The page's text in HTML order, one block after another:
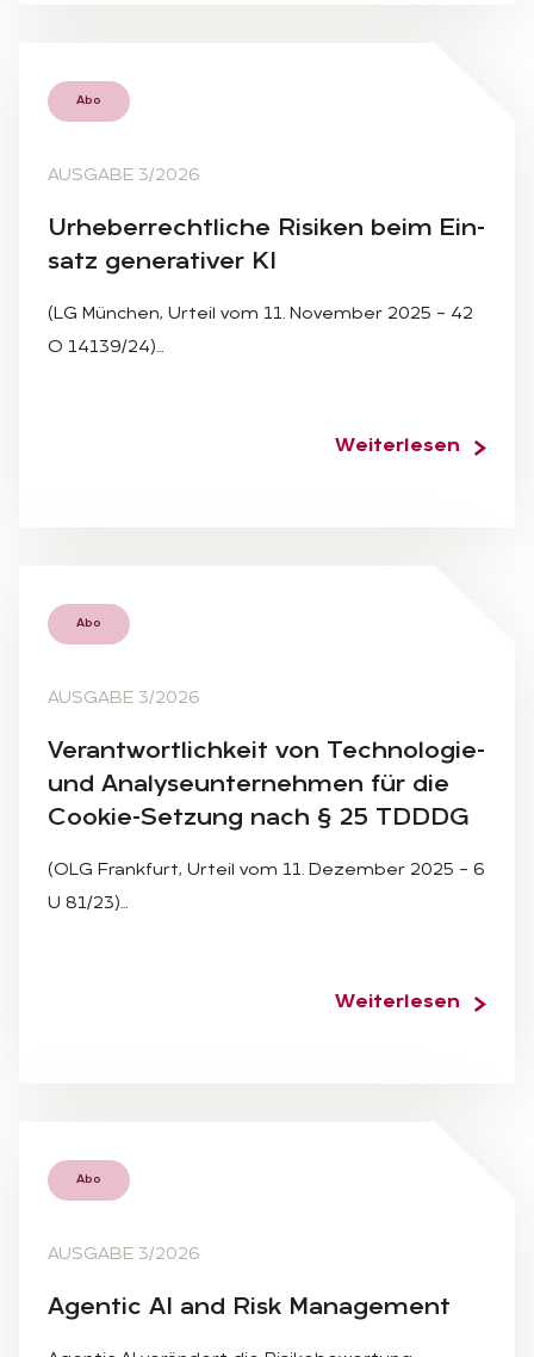
Abo
AUSGABE 3/2026
Ur­he­ber­recht­li­che Ri­si­ken beim Ein­
satz ge­ne­ra­ti­ver KI
(LG München, Urteil vom 11. November 2025 – 42
O 14139/24)…
Weiterlesen
Abo
AUSGABE 3/2026
Ver­ant­wort­lich­keit von Tech­no­lo­gie-
und Ana­ly­se­un­ter­neh­men für die
Coo­kie-Set­zung nach § 25 TDDDG
(OLG Frankfurt, Urteil vom 11. Dezember 2025 – 6
U 81/23)…
Weiterlesen
Abo
AUSGABE 3/2026
Agen­tic AI and Risk Ma­nage­ment